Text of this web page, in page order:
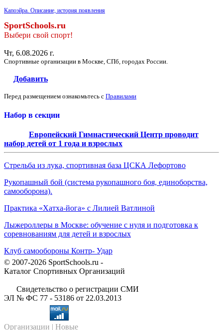
Капоэйра. Описание, история появления
SportSchools.ru
Выбери свой спорт!
Чт, 6.08.2026 г.
Спортивные организации в Москве, СПб, городах России.
Добавить
Перед размещением ознакомьтесь с Правилами
Набор в секции
Европейский Гимнастический Центр проводит
набор детей от 1 года и взрослых
Стрельба из лука, спортивная база ЦСКА Лефортово
Рукопашный бой (система рукопашного боя, единоборства,
самооборона).
Практика «Хатха-йога» с Лилией Ватлиной
Лыжероллеры в Москве: обучение с нуля и подготовка к
соревнованиям для детей и взрослых
Клуб самообороны Контр- Удар
© 2007-2026 SportSchools.ru -
Каталог Спортивных Организаций
Свидетельство о регистрации СМИ
ЭЛ № ФС 77 - 53186 от 22.03.2013
Организации | Новые